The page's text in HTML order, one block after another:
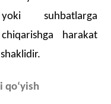
suhbatlarga
harakat
qoʻyish